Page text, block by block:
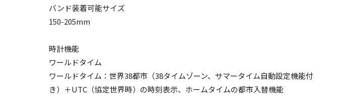
バンド装着可能サイズ
150-205mm
時計機能
ワールドタイム
ワールドタイム：世界38都市（38タイムゾーン、サマータイム自動設定機能付
き）＋UTC（協定世界時）の時刻表示、ホームタイムの都市入替機能